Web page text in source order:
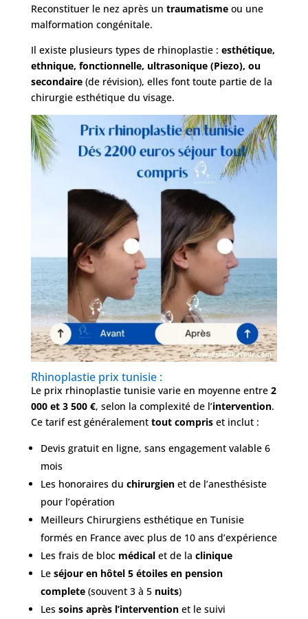
Services
Nos
cliniques
articles
Après
Devis
Gratuit
Reconstituer le nez après un traumatismeou une
malformation congénitale.
Il existe plusieurs types de rhinoplastie : esthétique,
ethnique, fonctionnelle, ultrasonique (Piezo), ou
secondaire(de révision), elles font toute partie de la
chirurgie esthétique du visage.
Rhinoplastie prix tunisie :
Le prix rhinoplastie tunisie varie en moyenne entre 2
000 et 3 500 €, selon la complexité de l’intervention.
Ce tarif est généralement tout compriset inclut :
Devis gratuit en ligne, sans engagement valable 6
mois
Les honoraires du chirurgienet de l’anesthésiste
pour l’opération
Meilleurs Chirurgiens esthétique en Tunisie
formés en France avec plus de 10 ans d’expérience
Les frais de bloc médicalet de la clinique
Le séjour en hôtel 5 étoiles en pension
complete(souvent 3 à 5 nuits)
Les soins après l’interventionet le suivi